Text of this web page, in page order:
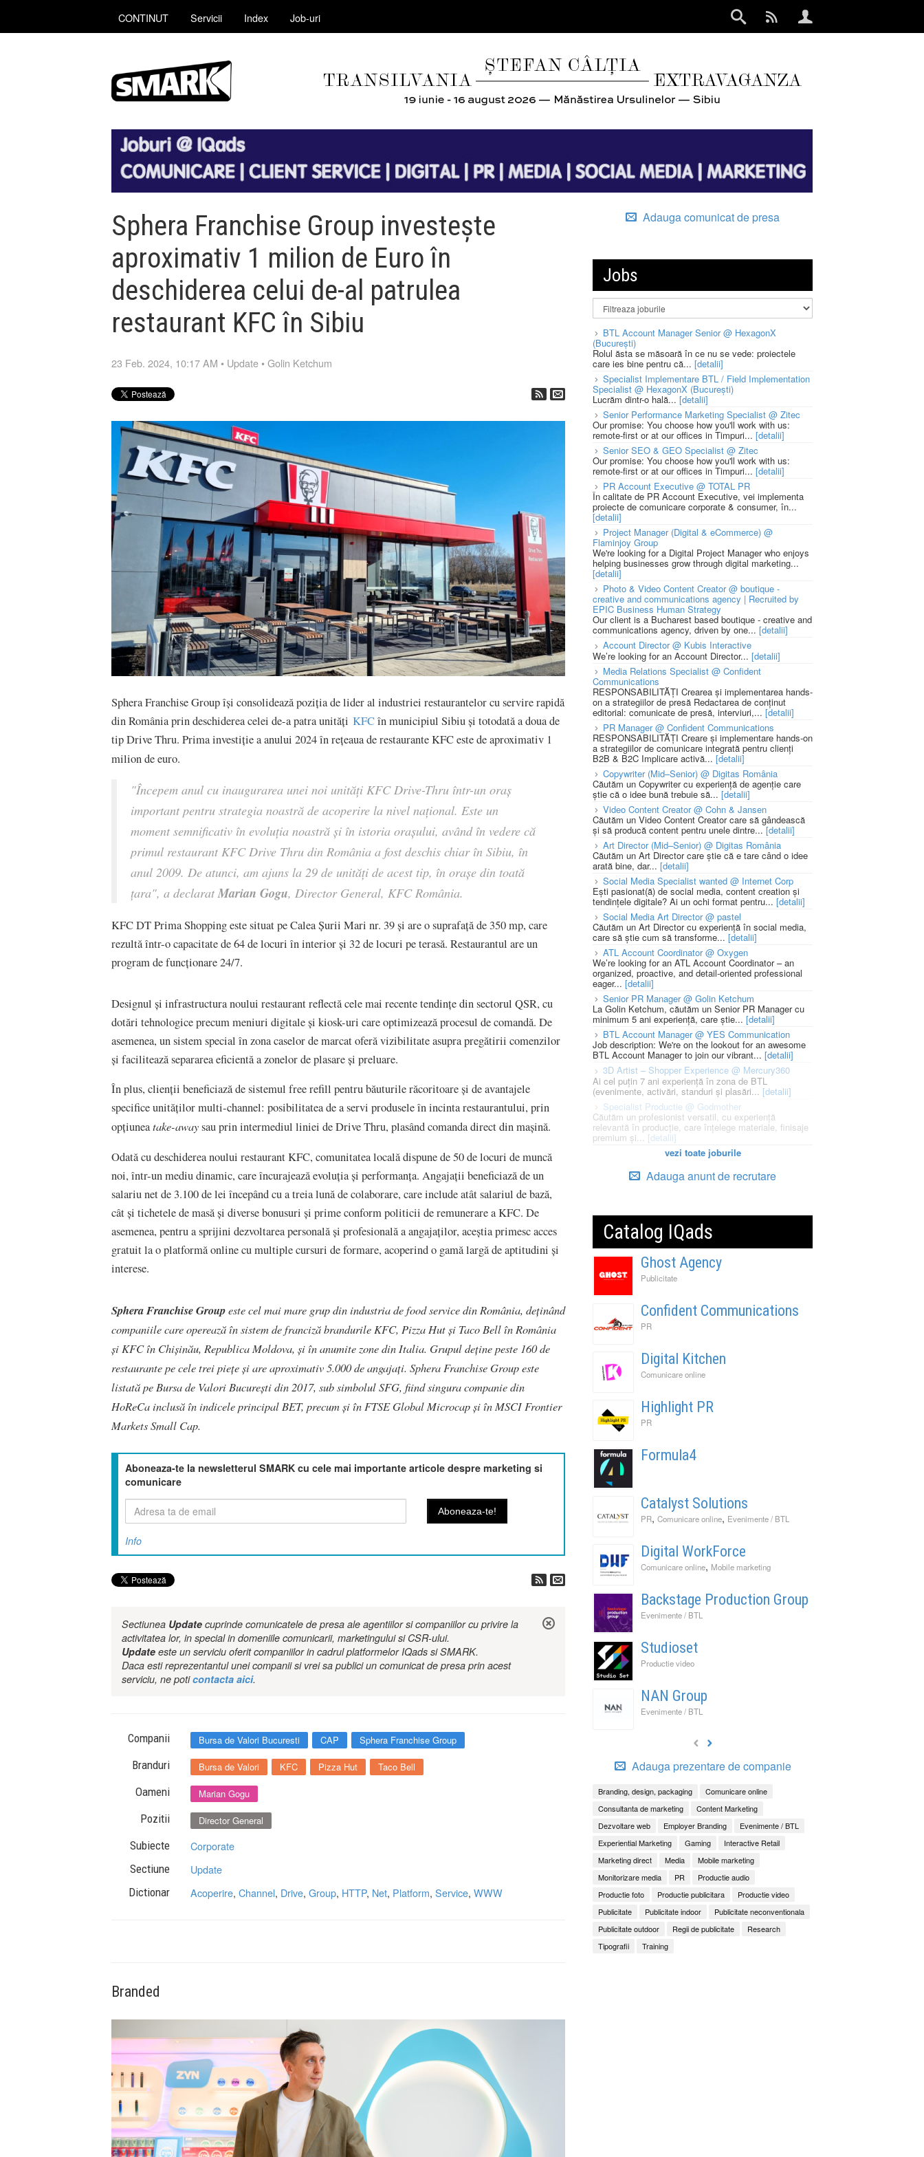
CONTINUT Servicii Index Job-uri
Sphera Franchise Group investește
aproximativ 1 milion de Euro în
deschiderea celui de-al patrulea
restaurant KFC în Sibiu
23 Feb. 2024, 10:17 AM • Update •Golin Ketchum
Sphera Franchise Group își consolidează poziția de lider al industriei restaurantelor cu servire rapidă
din România prin deschiderea celei de-a patra unități KFCîn municipiul Sibiu și totodată a doua de
tip Drive Thru. Prima investiție a anului 2024 în rețeaua de restaurante KFC este de aproximativ 1
milion de euro.
"Începem anul cu inaugurarea unei noi unități KFC Drive-Thru într-un oraș
important pentru strategia noastră de acoperire la nivel național. Este un
moment semnificativ în evoluția noastră și în istoria orașului, având în vedere că
primul restaurant KFC Drive Thru din România a fost deschis chiar în Sibiu, în
anul 2009. De atunci, am ajuns la 29 de unități de acest tip, în orașe din toată
țara", a declaratMarian Gogu, Director General, KFC România.
KFC DT Prima Shopping este situat pe Calea Șurii Mari nr. 39 și are o suprafață de 350 mp, care
rezultă într-o capacitate de 64 de locuri în interior și 32 de locuri pe terasă. Restaurantul are un
program de funcționare 24/7.
Designul și infrastructura noului restaurant reflectă cele mai recente tendințe din sectorul QSR, cu
dotări tehnologice precum meniuri digitale și kiosk-uri care optimizează procesul de comandă. De
asemenea, un sistem special în zona caselor de marcat oferă vizibilitate asupra pregătirii comenzilor
și facilitează separarea eficientă a zonelor de plasare și preluare.
În plus, clienții beneficiază de sistemul free refill pentru băuturile răcoritoare și de avantajele
specifice unităților multi-channel: posibilitatea de a servi produsele în incinta restaurantului, prin
opțiuneatake-awaysau prin intermediul liniei de Drive Thru, plasând comanda direct din mașină.
Odată cu deschiderea noului restaurant KFC, comunitatea locală dispune de 50 de locuri de muncă
noi, într-un mediu dinamic, care încurajează evoluția și performanța. Angajații beneficiază de un
salariu net de 3.100 de lei începând cu a treia lună de colaborare, care include atât salariul de bază,
cât și tichetele de masă și diverse bonusuri și prime conform politicii de remunerare a KFC. De
asemenea, pentru a sprijini dezvoltarea personală și profesională a angajaților, aceștia primesc acces
gratuit la o platformă online cu multiple cursuri de formare, acoperind o gamă largă de aptitudini și
interese.
Sphera Franchise Groupeste cel mai mare grup din industria de food service din România, deținând
companiile care operează în sistem de franciză brandurile KFC, Pizza Hut şi Taco Bell în România
și KFC în Chişinău, Republica Moldova, și în anumite zone din Italia. Grupul deține peste 160 de
restaurante pe cele trei piețe și are aproximativ 5.000 de angajați. Sphera Franchise Group este
listată pe Bursa de Valori București din 2017, sub simbolul SFG, fiind singura companie din
HoReCa inclusă în indicele principal BET, precum și în FTSE Global Microcap și în MSCI Frontier
Markets Small Cap.
Aboneaza-te la newsletterul SMARK cu cele mai importante articole despre marketing si
comunicare
Info
Sectiunea Update cuprinde comunicatele de presa ale agentiilor si companiilor cu privire la
activitatea lor, in special in domeniile comunicarii, marketingului si CSR-ului.
Update este un serviciu oferit companiilor in cadrul platformelor IQads si SMARK.
Daca esti reprezentantul unei companii si vrei sa publici un comunicat de presa prin acest
serviciu, ne poticontacta aici.
Companii Bursa de Valori Bucuresti CAP Sphera Franchise Group
Branduri Bursa de Valori KFC Pizza Hut Taco Bell
Oameni Marian Gogu
Pozitii Director General
Subiecte Corporate
Sectiune Update
Dictionar Acoperire, Channel, Drive, Group, HTTP, Net, Platform, Service, WWW
Branded
Adauga comunicat de presa
Jobs
BTL Account Manager Senior @ HexagonX
(București)
Rolul ăsta se măsoară în ce nu se vede: proiectele
care ies bine pentru că... [detalii]
Specialist Implementare BTL / Field Implementation
Specialist @ HexagonX (București)
Lucrăm dintr-o hală... [detalii]
Senior Performance Marketing Specialist @ Zitec
Our promise: You choose how you'll work with us:
remote-first or at our offices in Timpuri... [detalii]
Senior SEO & GEO Specialist @ Zitec
Our promise: You choose how you'll work with us:
remote-first or at our offices in Timpuri... [detalii]
PR Account Executive @ TOTAL PR
În calitate de PR Account Executive, vei implementa
proiecte de comunicare corporate & consumer, în...
[detalii]
Project Manager (Digital & eCommerce) @
Flaminjoy Group
We're looking for a Digital Project Manager who enjoys
helping businesses grow through digital marketing...
[detalii]
Photo & Video Content Creator @ boutique -
creative and communications agency | Recruited by
EPIC Business Human Strategy
Our client is a Bucharest based boutique - creative and
communications agency, driven by one... [detalii]
Account Director @ Kubis Interactive
We’re looking for an Account Director... [detalii]
Media Relations Specialist @ Confident
Communications
RESPONSABILITĂȚI Crearea și implementarea hands-
on a strategiilor de presă Redactarea de conținut
editorial: comunicate de presă, interviuri,... [detalii]
PR Manager @ Confident Communications
RESPONSABILITĂȚI Creare și implementare hands-on
a strategiilor de comunicare integrată pentru clienți
B2B & B2C Implicare activă... [detalii]
Copywriter (Mid–Senior) @ Digitas România
Căutăm un Copywriter cu experiență de agenție care
știe că o idee bună trebuie să... [detalii]
Video Content Creator @ Cohn & Jansen
Căutăm un Video Content Creator care să gândească
și să producă content pentru unele dintre...[detalii]
Art Director (Mid–Senior) @ Digitas România
Căutăm un Art Director care știe că e tare când o idee
arată bine, dar... [detalii]
Social Media Specialist wanted @ Internet Corp
Ești pasionat(ă) de social media, content creation și
tendințele digitale? Ai un ochi format pentru... [detalii]
Social Media Art Director @ pastel
Căutăm un Art Director cu experiență în social media,
care să știe cum să transforme... [detalii]
ATL Account Coordinator @ Oxygen
We’re looking for an ATL Account Coordinator – an
organized, proactive, and detail-oriented professional
eager... [detalii]
Senior PR Manager @ Golin Ketchum
La Golin Ketchum, căutăm un Senior PR Manager cu
minimum 5 ani experiență, care știe... [detalii]
BTL Account Manager @ YES Communication
Job description: We're on the lookout for an awesome
BTL Account Manager to join our vibrant... [detalii]
3D Artist – Shopper Experience @ Mercury360
Ai cel puțin 7 ani experiență în zona de BTL
(evenimente, activări, standuri și plasări... [detalii]
Specialist Productie @ Godmother
Căutăm un profesionist versatil, cu experiență
relevantă în producție, care înțelege materiale, finisaje
premium și... [detalii]
vezi toate joburile
Adauga anunt de recrutare
Catalog IQads
Ghost Agency
Publicitate
Confident Communications
PR
Digital Kitchen
Comunicare online
Highlight PR
PR
Formula4
Catalyst Solutions
PR, Comunicare online, Evenimente / BTL
Digital WorkForce
Comunicare online, Mobile marketing
Backstage Production Group
Evenimente / BTL
Studioset
Productie video
NAN Group
Evenimente / BTL
Adauga prezentare de companie
Branding, design, packaging
Comunicare online
Consultanta de marketing
Content Marketing
Dezvoltare web
Employer Branding
Evenimente / BTL
Experiential Marketing
Gaming
Interactive Retail
Marketing direct
Media
Mobile marketing
Monitorizare media
PR
Productie audio
Productie foto
Productie publicitara
Productie video
Publicitate
Publicitate indoor
Publicitate neconventionala
Publicitate outdoor
Regii de publicitate
Research
Tipografii
Training